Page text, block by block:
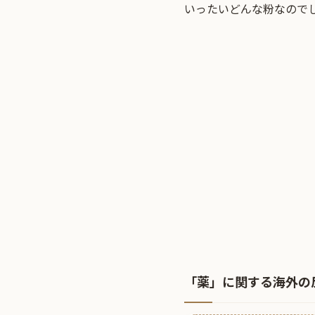
いったいどんな粉なので
「薬」に関する海外